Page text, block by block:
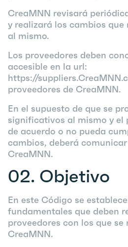
CreaMNN revisará
y realizará los cambios que
al mismo.
Los proveedores deben
accesible en la url:
https://suppliers.CreaMNN
proveedores de CreaMNN.
En el supuesto de que se
significativos al mismo y el
de acuerdo o no pueda
cambios, deberá
CreaMNN.
02. Objetivo
En este Código se
fundamentales que deben
proveedores con los que se
CreaMNN.